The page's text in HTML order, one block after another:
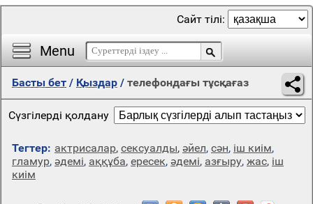
Menu
Сайт тілі:
Басты бет / Қыздар / телефондағы тұсқағаз
Сүзгілерді қолдану
Тегтер: актрисалар, сексуалды, әйел, сән, іш киім,
гламур, әдемі, аққұба, ересек, әдемі, азғыру, жас, іш
киім